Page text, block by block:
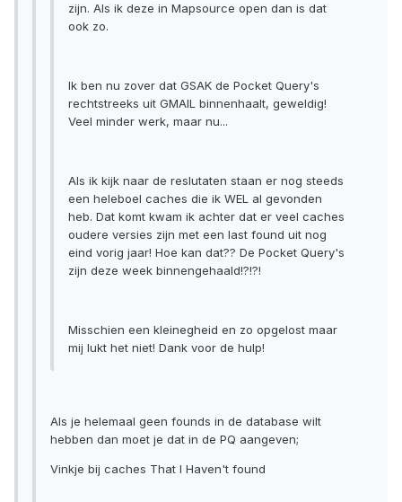
zijn. Als ik deze in Mapsource open dan is dat
ook zo.
Ik ben nu zover dat GSAK de Pocket Query's
rechtstreeks uit GMAIL binnenhaalt, geweldig!
Veel minder werk, maar nu...
Als ik kijk naar de reslutaten staan er nog steeds
een heleboel caches die ik WEL al gevonden
heb. Dat komt kwam ik achter dat er veel caches
oudere versies zijn met een last found uit nog
eind vorig jaar! Hoe kan dat?? De Pocket Query's
zijn deze week binnengehaald!?!?!
Misschien een kleinegheid en zo opgelost maar
mij lukt het niet! Dank voor de hulp!
Als je helemaal geen founds in de database wilt
hebben dan moet je dat in de PQ aangeven;
Vinkje bij caches That I Haven't found